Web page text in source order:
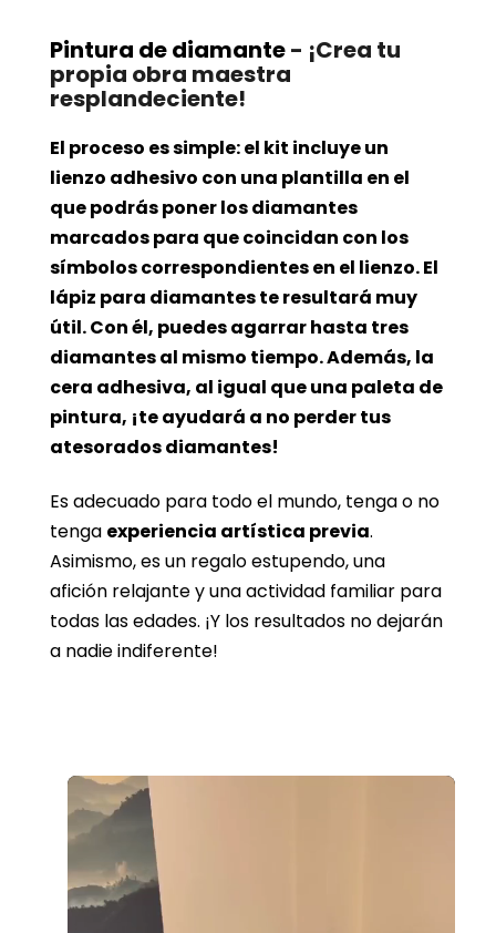
Pintura de diamante- ¡Crea tu
propia obra maestra
resplandeciente!
El proceso es simple: el kit incluye un
lienzo adhesivo con una plantilla en el
que podrás poner los diamantes
marcados para que coincidan con los
símbolos correspondientes en el lienzo. El
lápiz para diamantes te resultará muy
útil. Con él, puedes agarrar hasta tres
diamantes al mismo tiempo. Además, la
cera adhesiva, al igual que una paleta de
pintura, ¡te ayudará a no perder tus
atesorados diamantes!
Es adecuado para todo el mundo, tenga o no
tenga experiencia artística previa.
Asimismo, es un regalo estupendo, una
afición relajante y una actividad familiar para
todas las edades. ¡Y los resultados no dejarán
a nadie indiferente!